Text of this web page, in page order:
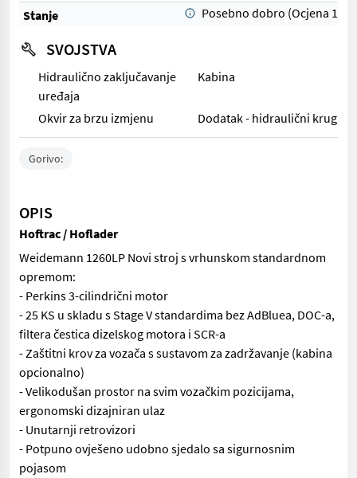
Stanje
Posebno dobro (Ocjena 1)
SVOJSTVA
Hidraulično zaključavanje
uređaja
Kabina
Okvir za brzu izmjenu Dodatak - hidraulični krug
Gorivo:
OPIS
Hoftrac / Hoflader
Weidemann 1260LP Novi stroj s vrhunskom standardnom
opremom:
- Perkins 3-cilindrični motor
- 25 KS u skladu s Stage V standardima bez AdBluea, DOC-a,
filtera čestica dizelskog motora i SCR-a
- Zaštitni krov za vozača s sustavom za zadržavanje (kabina
opcionalno)
- Velikodušan prostor na svim vozačkim pozicijama,
ergonomski dizajniran ulaz
- Unutarnji retrovizori
- Potpuno ovješeno udobno sjedalo sa sigurnosnim
pojasom